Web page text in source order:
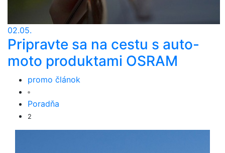
02.05.
Pripravte sa na cestu s auto-
moto produktami OSRAM
promo článok
Poradňa
2